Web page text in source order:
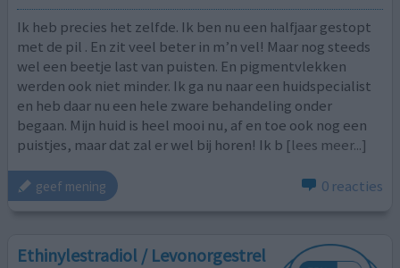
Ik heb precies het zelfde. Ik ben nu een halfjaar gestopt
met de pil . En zit veel beter in m’n vel! Maar nog steeds
wel een beetje last van puisten. En pigmentvlekken
werden ook niet minder. Ik ga nu naar een huidspecialist
en heb daar nu een hele zware behandeling onder
begaan. Mijn huid is heel mooi nu, af en toe ook nog een
puistjes, maar dat zal er wel bij horen! Ik b [lees meer...]
geef mening 0 reacties
Ethinylestradiol / Levonorgestrel